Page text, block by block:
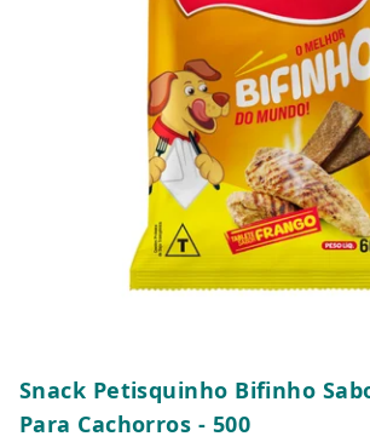
Snack Petisquinho Bifinho
Para Cachorros - 500